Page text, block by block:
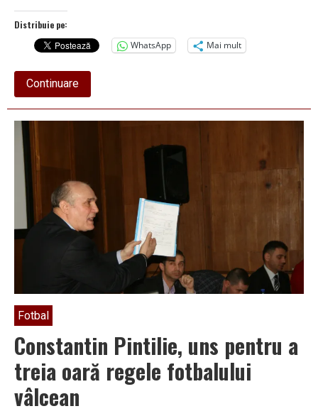
Distribuie pe:
WhatsApp
Mai mult
Continuareabout
Vicepreşedintele
FRF
Vâlcea
este
haos
total.
Nu
Fotbal
Constantin Pintilie, uns pentru a
treia oară regele fotbalului
vâlcean